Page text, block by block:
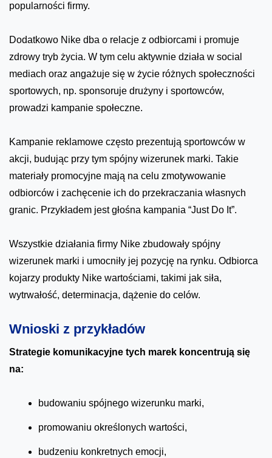
popularności firmy.
Dodatkowo Nike dba o relacje z odbiorcami i promuje
zdrowy tryb życia. W tym celu aktywnie działa w social
mediach oraz angażuje się w życie różnych społeczności
sportowych, np. sponsoruje drużyny i sportowców,
prowadzi kampanie społeczne.
Kampanie reklamowe często prezentują sportowców w
akcji, budując przy tym spójny wizerunek marki. Takie
materiały promocyjne mają na celu zmotywowanie
odbiorców i zachęcenie ich do przekraczania własnych
granic. Przykładem jest głośna kampania “Just Do It”.
Wszystkie działania firmy Nike zbudowały spójny
wizerunek marki i umocniły jej pozycję na rynku. Odbiorca
kojarzy produkty Nike wartościami, takimi jak siła,
wytrwałość, determinacja, dążenie do celów.
Wnioski z przykładów
Strategie komunikacyjne tych marek koncentrują się
na:
budowaniu spójnego wizerunku marki,
promowaniu określonych wartości,
budzeniu konkretnych emocji,